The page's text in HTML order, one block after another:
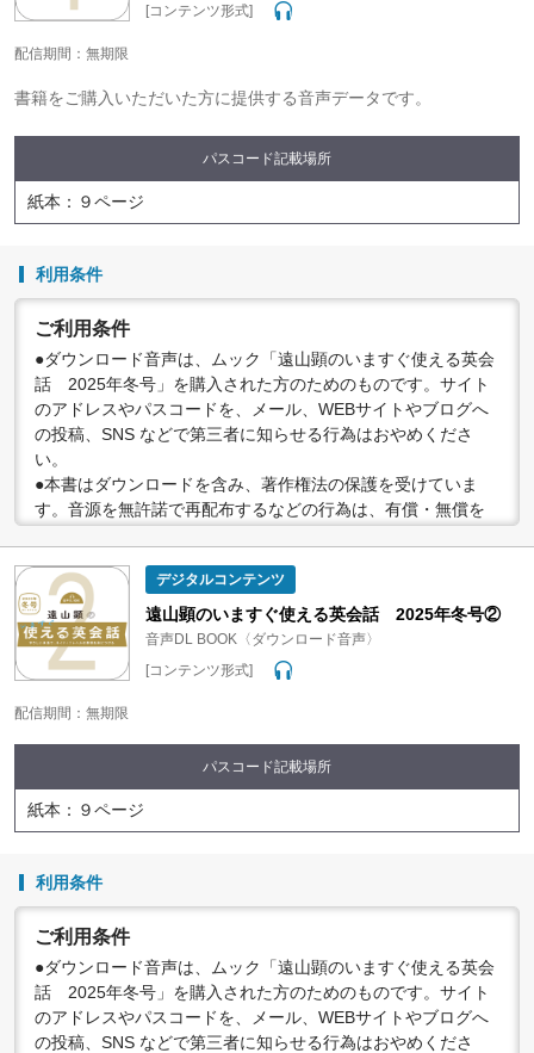
[コンテンツ形式]
配信期間：無期限
書籍をご購入いただいた方に提供する音声データです。
パスコード記載場所
紙本：９ページ
利用条件
ご利用条件
●ダウンロード音声は、ムック「遠山顕のいますぐ使える英会
話 2025年冬号」を購入された方のためのものです。サイト
のアドレスやパスコードを、メール、WEBサイトやブログへ
の投稿、SNS などで第三者に知らせる行為はおやめくださ
い。
●本書はダウンロードを含み、著作権法の保護を受けていま
す。音源を無許諾で再配布するなどの行為は、有償・無償を
●配信の方法やコンテンツの中身については、事前の告知なく
変更する場合がありますので、あらかじめご了承ください。
デジタルコンテンツ
遠山顕のいますぐ使える英会話 2025年冬号②
音声DL BOOK〈ダウンロード音声〉
[コンテンツ形式]
配信期間：無期限
パスコード記載場所
紙本：９ページ
利用条件
ご利用条件
●ダウンロード音声は、ムック「遠山顕のいますぐ使える英会
話 2025年冬号」を購入された方のためのものです。サイト
のアドレスやパスコードを、メール、WEBサイトやブログへ
の投稿、SNS などで第三者に知らせる行為はおやめくださ